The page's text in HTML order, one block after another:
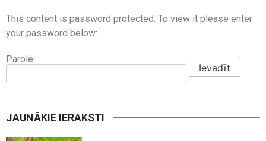
This content is password protected. To view it please enter
your password below:
Parole:
JAUNĀKIE IERAKSTI